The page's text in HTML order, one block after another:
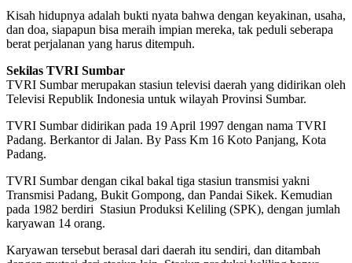
Kisah hidupnya adalah bukti nyata bahwa dengan keyakinan, usaha,
dan doa, siapapun bisa meraih impian mereka, tak peduli seberapa
berat perjalanan yang harus ditempuh.
Sekilas TVRI Sumbar
TVRI Sumbar merupakan stasiun televisi daerah yang didirikan oleh
Televisi Republik Indonesia untuk wilayah Provinsi Sumbar.
TVRI Sumbar didirikan pada 19 April 1997 dengan nama TVRI
Padang. Berkantor di Jalan. By Pass Km 16 Koto Panjang, Kota
Padang.
TVRI Sumbar dengan cikal bakal tiga stasiun transmisi yakni
Transmisi Padang, Bukit Gompong, dan Pandai Sikek. Kemudian
pada 1982 berdiri Stasiun Produksi Keliling (SPK), dengan jumlah
karyawan 14 orang.
Karyawan tersebut berasal dari daerah itu sendiri, dan ditambah